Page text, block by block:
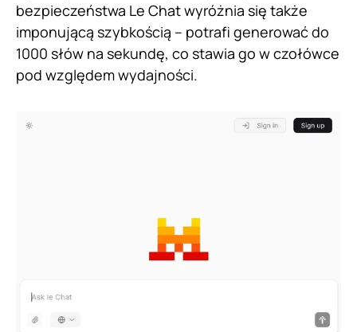
bezpieczeństwa Le Chat wyróżnia się także
imponującą szybkością – potrafi generować do
1000 słów na sekundę, co stawia go w czołówce
pod względem wydajności.